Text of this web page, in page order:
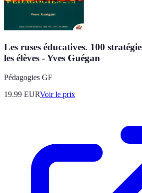
Les ruses éducatives. 100
les élèves - Yves Guégan
Pédagogies GF
19.99 EURVoir le prix